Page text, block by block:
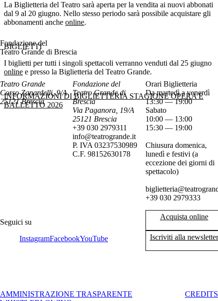
La Biglietteria del Teatro sarà aperta per la vendita ai nuovi abbonati
dal 9 al 20 giugno. Nello stesso periodo sarà possibile acquistare gli
abbonamenti anche online.
BIGLIETTI
I biglietti per tutti i singoli spettacoli verranno venduti dal 25 giugno
online e presso la Biglietteria del Teatro Grande.
INFORMAZIONI DI BIGLIETTERIA STAGIONE OPERA E
BALLETTO 2026
Fondazione del
Teatro Grande di Brescia
Teatro Grande
Corso Zanardelli, 9/A
25121 Brescia
Fondazione del
Teatro Grande di
Brescia
Via Paganora, 19/A
25121 Brescia
+39 030 2979311
info@teatrogrande.it
P. IVA 03237530989
C.F. 98152630178
Orari Biglietteria
Da martedì a venerdì
13:30 — 19:00
Sabato
10:00 — 13:00
15:30 — 19:00
Chiusura domenica,
lunedì e festivi (a
eccezione dei giorni di
spettacolo)
+39 030 2979333
Acquista online
Iscriviti alla newsletter
Seguici su
InstagramFacebookYouTube
AMMINISTRAZIONE TRASPARENTE
CREDITS